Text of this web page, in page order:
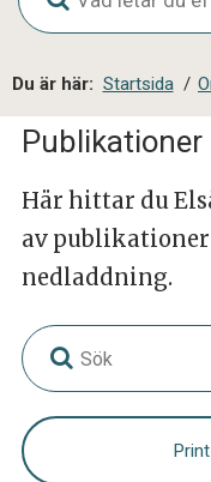
o
a
l
s
t
e
s
ö
Du är här: Startsida /
Publikationer
Här hittar du
av
nedladdning.
S
ö
å
E